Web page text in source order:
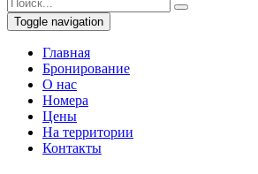
Toggle navigation
Главная
Бронирование
O нас
Номера
Цены
На территории
Контакты